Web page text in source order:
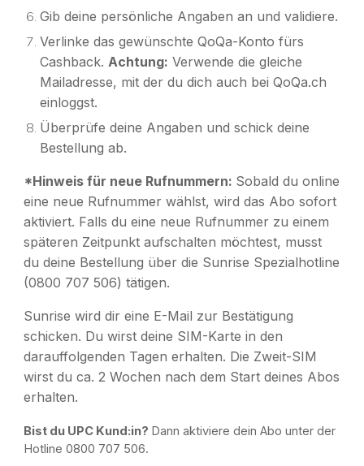
Gib deine persönliche Angaben an und validiere.
Verlinke das gewünschte QoQa-Konto fürs
Cashback.Achtung: Verwende die gleiche
Mailadresse, mit der du dich auch bei QoQa.ch
einloggst.
Überprüfe deine Angaben und schick deine
Bestellung ab.
*Hinweis für neue Rufnummern: Sobald du online
eine neue Rufnummer wählst, wird das Abo sofort
aktiviert. Falls du eine neue Rufnummer zu einem
späteren Zeitpunkt aufschalten möchtest, musst
du deine Bestellung über die Sunrise Spezialhotline
(0800 707 506) tätigen.
Sunrise wird dir eine E-Mail zur Bestätigung
schicken. Du wirst deine SIM-Karte in den
darauffolgenden Tagen erhalten. Die Zweit-SIM
wirst du ca. 2 Wochen nach dem Start deines Abos
erhalten.
Bist du UPC Kund:in? Dann aktiviere dein Abo unter der
Hotline 0800 707 506.